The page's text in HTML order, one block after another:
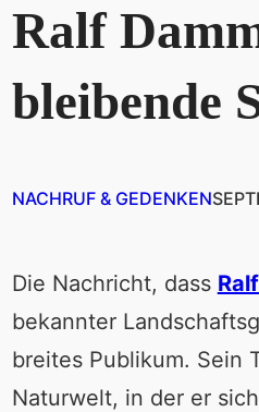
Ralf
bleibende
NACHRUF & GEDENKEN
Die Nachricht, dass
bekannter
breites Publikum. Sein
Naturwelt, in der er